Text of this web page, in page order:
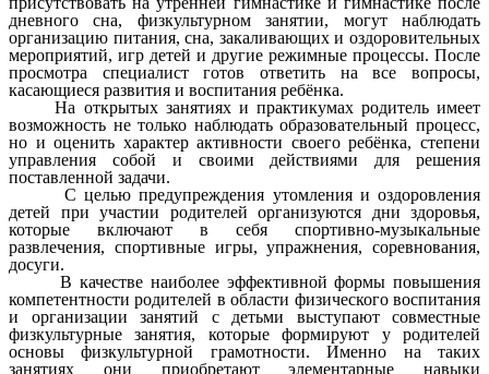
дневного сна, физкультурном занятии, могут наблюдать
организацию питания, сна, закаливающих и оздоровительных
мероприятий, игр детей и другие режимные процессы. После
просмотра специалист готов ответить на все вопросы,
касающиеся развития и воспитания ребёнка.
На открытых занятиях и практикумах родитель имеет
возможность не только наблюдать образовательный процесс,
но и оценить характер активности своего ребёнка, степени
управления собой и своими действиями для решения
поставленной задачи.
С целью предупреждения утомления и оздоровления
детей при участии родителей организуются дни здоровья,
которые включают в себя спортивно-музыкальные
развлечения, спортивные игры, упражнения, соревнования,
досуги.
В качестве наиболее эффективной формы повышения
компетентности родителей в области физического воспитания
и организации занятий с детьми выступают совместные
физкультурные занятия, которые формируют у родителей
основы физкультурной грамотности. Именно на таких
занятиях они приобретают элементарные навыки